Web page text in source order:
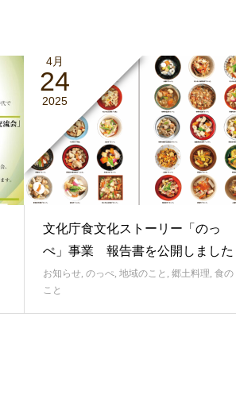
4月
24
2025
文化庁食文化ストーリー「のっ
ぺ」事業 報告書を公開しました
お知らせ, のっぺ, 地域のこと , 郷土料理, 食の
こと